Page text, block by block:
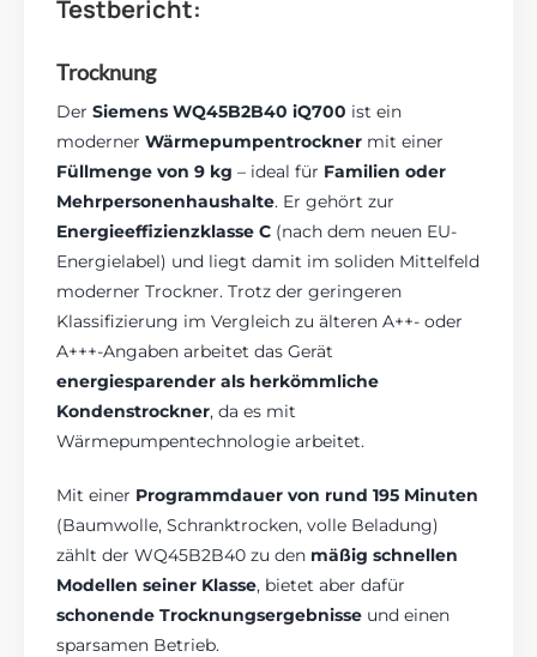
Testbericht:
Trocknung
DerSiemens WQ45B2B40 iQ700 ist ein
modernerWärmepumpentrockner mit einer
Füllmenge von 9 kg – ideal für Familien oder
Mehrpersonenhaushalte. Er gehört zur
Energieeffizienzklasse C (nach dem neuen EU-
Energielabel) und liegt damit im soliden Mittelfeld
moderner Trockner. Trotz der geringeren
Klassifizierung im Vergleich zu älteren A++- oder
A+++-Angaben arbeitet das Gerät
energiesparender als herkömmliche
Kondenstrockner, da es mit
Wärmepumpentechnologie arbeitet.
Mit einer Programmdauer von rund 195 Minuten
(Baumwolle, Schranktrocken, volle Beladung)
zählt der WQ45B2B40 zu den mäßig schnellen
Modellen seiner Klasse, bietet aber dafür
schonende Trocknungsergebnisse und einen
sparsamen Betrieb.